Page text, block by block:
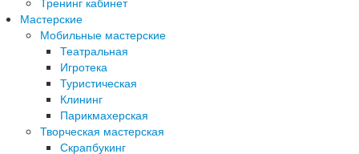
Мастерские
Мобильные мастерские
Театральная
Игротека
Туристическая
Клининг
Парикмахерская
Творческая мастерская
Скрапбукинг